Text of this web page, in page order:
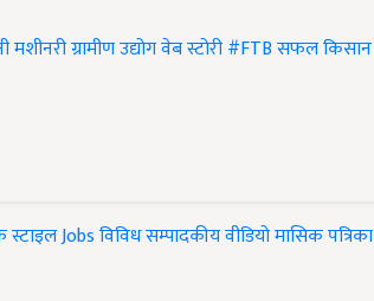
मशीनरीग्रामीण उद्योगवेब स्टोरी#FTBसफल किसान
स्टाइलJobsविविधसम्पादकीयवीडियोमासिक पत्रिका